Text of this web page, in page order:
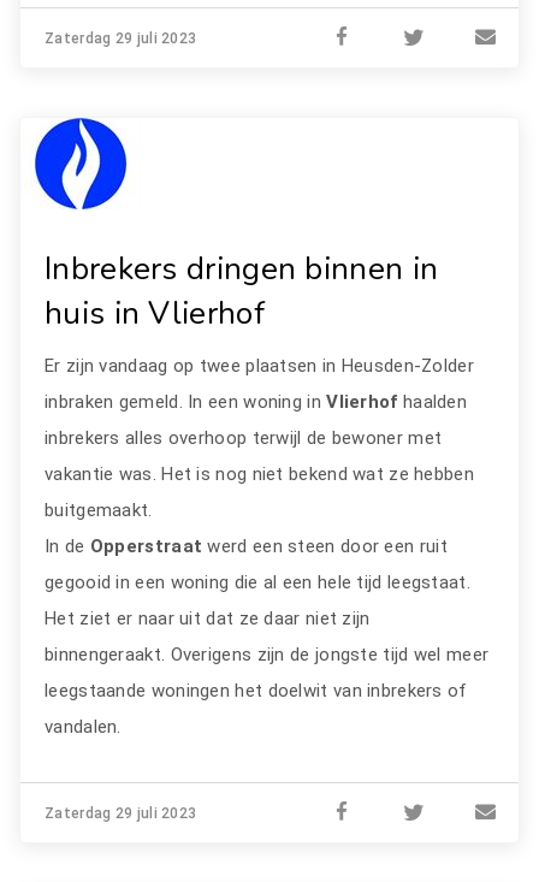
Zaterdag 29 juli 2023
Inbrekers dringen binnen in
huis in Vlierhof
Er zijn vandaag op twee plaatsen in Heusden-Zolder
inbraken gemeld. In een woning inVlierhof haalden
inbrekers alles overhoop terwijl de bewoner met
vakantie was. Het is nog niet bekend wat ze hebben
buitgemaakt.
In de Opperstraatwerd een steen door een ruit
gegooid in een woning die al een hele tijd leegstaat.
Het ziet er naar uit dat ze daar niet zijn
binnengeraakt. Overigens zijn de jongste tijd wel meer
leegstaande woningen het doelwit van inbrekers of
vandalen.
Zaterdag 29 juli 2023